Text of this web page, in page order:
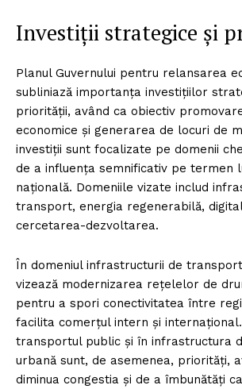
Investiții strategice și
Planul Guvernului pentru relansarea
subliniază importanța investițiilor
priorității, având ca obiectiv
economice și generarea de locuri de
investiții sunt focalizate pe domenii
de a influența semnificativ pe termen
națională. Domeniile vizate includ
transport, energia regenerabilă,
cercetarea-dezvoltarea.
În domeniul infrastructurii de
vizează modernizarea rețelelor de
pentru a spori conectivitatea între
facilita comerțul intern și
transportul public și în infrastructura
urbană sunt, de asemenea, priorități,
diminua congestia și de a îmbunătăți